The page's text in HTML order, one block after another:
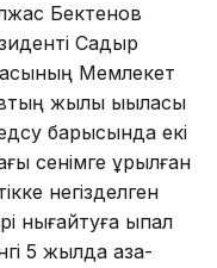
Бектенов
Садыр
Мемлекет
жылы ықыласы
барысында екі
сенімге құрылған
негізделген
нығайтуға ықпал
5 жылда қазақ-